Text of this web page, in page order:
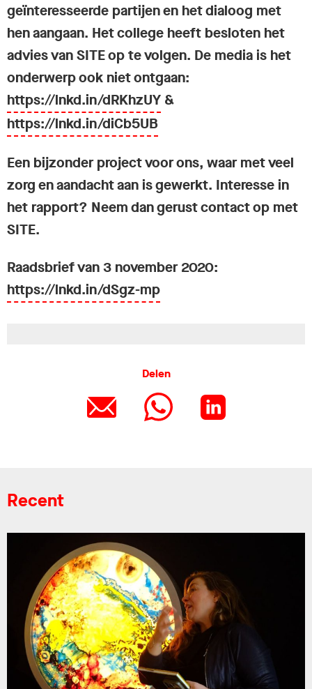
geïnteresseerde partijen en het dialoog met
hen aangaan. Het college heeft besloten het
advies van SITE op te volgen. De media is het
onderwerp ook niet ontgaan:
https://lnkd.in/dRKhzUY &
https://lnkd.in/diCb5UB
Een bijzonder project voor ons, waar met veel
zorg en aandacht aan is gewerkt. Interesse in
het rapport? Neem dan gerust contact op met
SITE.
Raadsbrief van 3 november 2020:
https://lnkd.in/dSgz-mp
Delen
Recent